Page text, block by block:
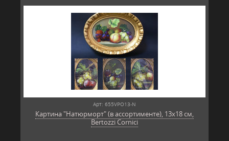
Арт: 655VPO13-N
Картина "Натюрморт" (в ассортименте), 13х18 см,
Bertozzi Cornici